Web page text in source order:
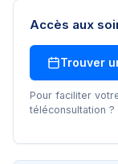
Accès aux
Trouver
Pour faciliter
téléconsultation ?